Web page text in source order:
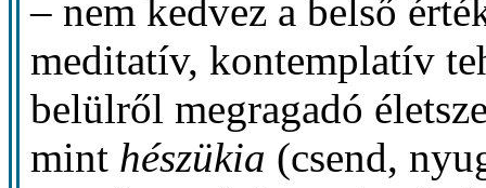
– nem kedvez a belső
meditatív, kontemplatív
belülről megragadó
mint hészükia (csend,